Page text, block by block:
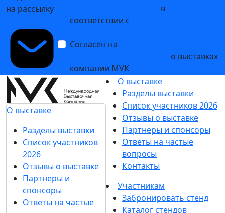
на рассылку
в
соответствии с
Согласен на
о выставках
компании MVK
О выставке
Разделы выставки
Список участников
2026
Отзывы о выставке
Партнеры и
спонсоры
Ответы на частые
О выставке
Разделы выставки
Список участников 2026
Отзывы о выставке
Партнеры и спонсоры
Ответы на частые
вопросы
Контакты
Участникам
Забронировать стенд
Каталог стендов